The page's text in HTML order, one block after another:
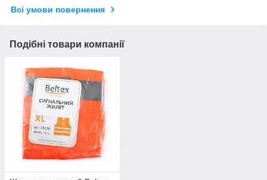
Всі умови повернення
Подібні товари компанії